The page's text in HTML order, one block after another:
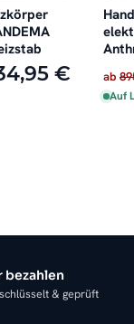
€ ab
Auf
bezahlen
& geprüft